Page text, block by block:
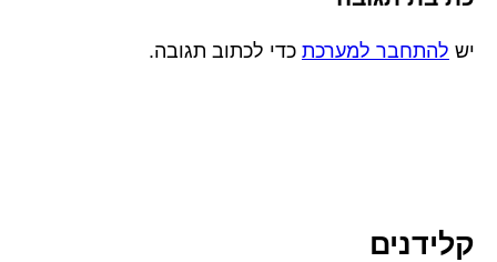
יש להתחבר למערכת כדי לכתוב תגובה.
קלידנים